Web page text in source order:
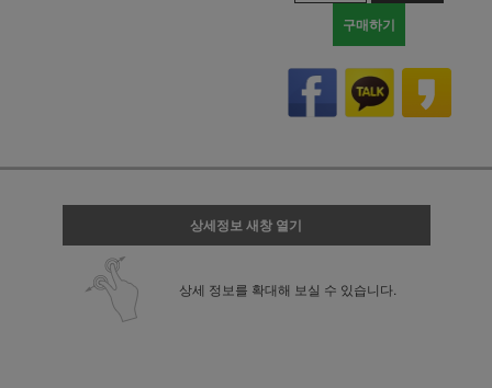
구매하기
상세정보 새창 열기
상세 정보를 확대해 보실 수 있습니다.